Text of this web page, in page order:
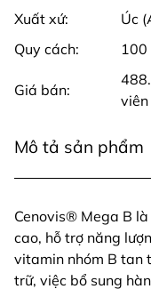
Xuất xứ:
Úc
Quy cách:
100
Giá bán:
viên
Mô tả sản phẩm
Cenovis® Mega B
cao, hỗ trợ năng
vitamin nhóm B tan
trữ, việc bổ sung